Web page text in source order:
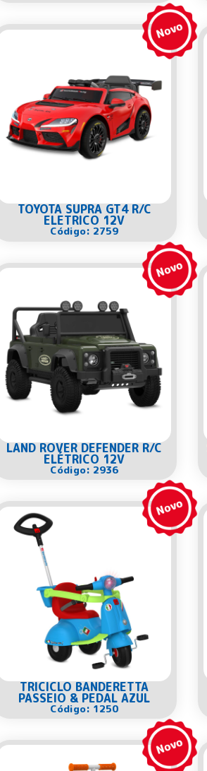
TOYOTA SUPRA GT4 R/C
ELETRICO 12V
Código: 2759
LAND ROVER DEFENDER R/C
ELÉTRICO 12V
Código: 2936
TRICICLO BANDERETTA
PASSEIO & PEDAL AZUL
Código: 1250